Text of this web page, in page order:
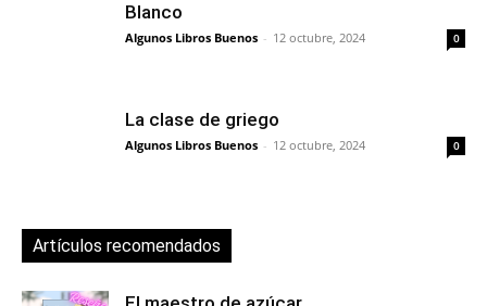
Blanco
Algunos Libros Buenos - 12 octubre, 2024 0
La clase de griego
Algunos Libros Buenos - 12 octubre, 2024 0
Artículos recomendados